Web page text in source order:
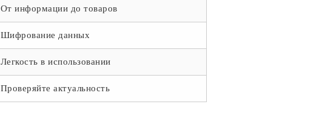
От информации до товаров
Шифрование данных
Легкость в использовании
Проверяйте актуальность